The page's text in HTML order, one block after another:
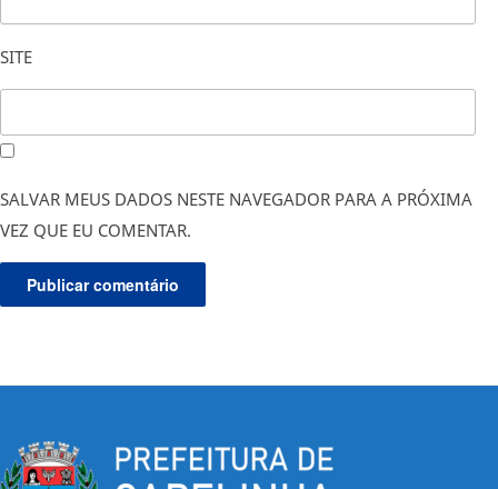
SITE
SALVAR MEUS DADOS NESTE NAVEGADOR PARA A PRÓXIMA
VEZ QUE EU COMENTAR.